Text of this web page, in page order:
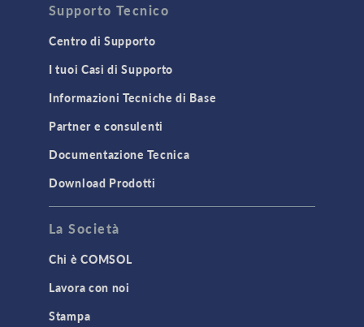
Supporto Tecnico
Centro di Supporto
I tuoi Casi di Supporto
Informazioni Tecniche di Base
Partner e consulenti
Documentazione Tecnica
Download Prodotti
La Società
Chi è COMSOL
Lavora con noi
Stampa